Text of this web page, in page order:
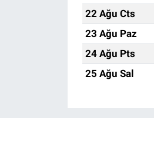
22 Ağu Cts
23 Ağu Paz
24 Ağu Pts
25 Ağu Sal